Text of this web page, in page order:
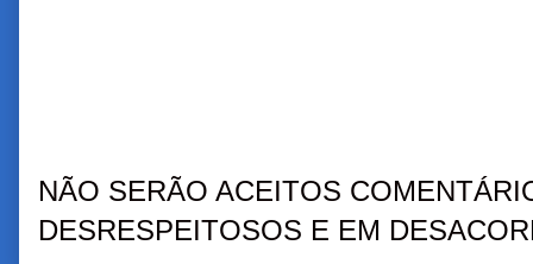
NÃO SERÃO ACEITOS
DESRESPEITOSOS E EM